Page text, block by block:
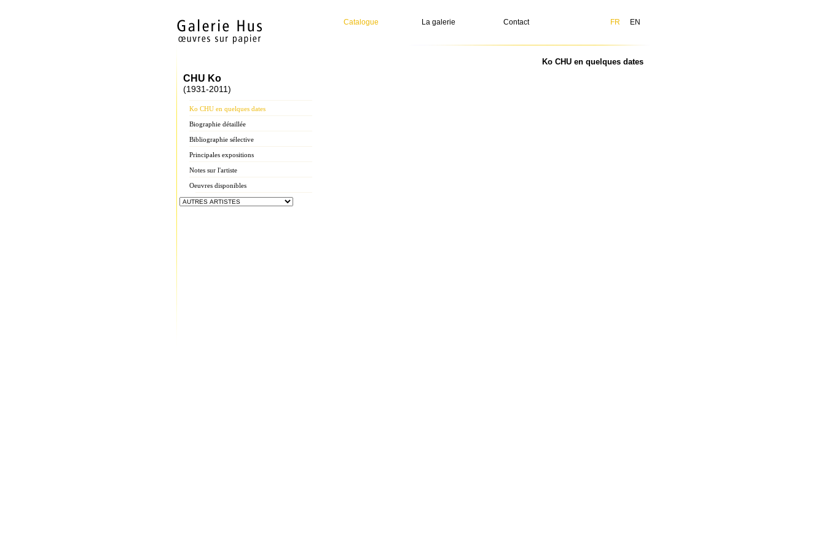
Catalogue La galerie Contact FR EN
CHU Ko
(1931-2011)
Ko CHU en quelques dates
Biographie détaillée
Bibliographie sélective
Principales expositions
Notes sur l'artiste
Oeuvres disponibles
Ko CHU en quelques dates